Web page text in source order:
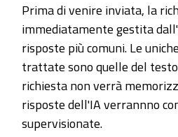
Prima di venire inviata, la
immediatamente gestita
risposte più comuni. Le
trattate sono quelle del
richiesta non verrà
risposte dell'IA verrannno
supervisionate.